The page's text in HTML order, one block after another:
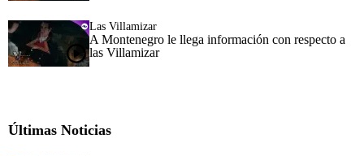
Las Villamizar
A Montenegro le llega información con respecto a
las Villamizar
Últimas Noticias